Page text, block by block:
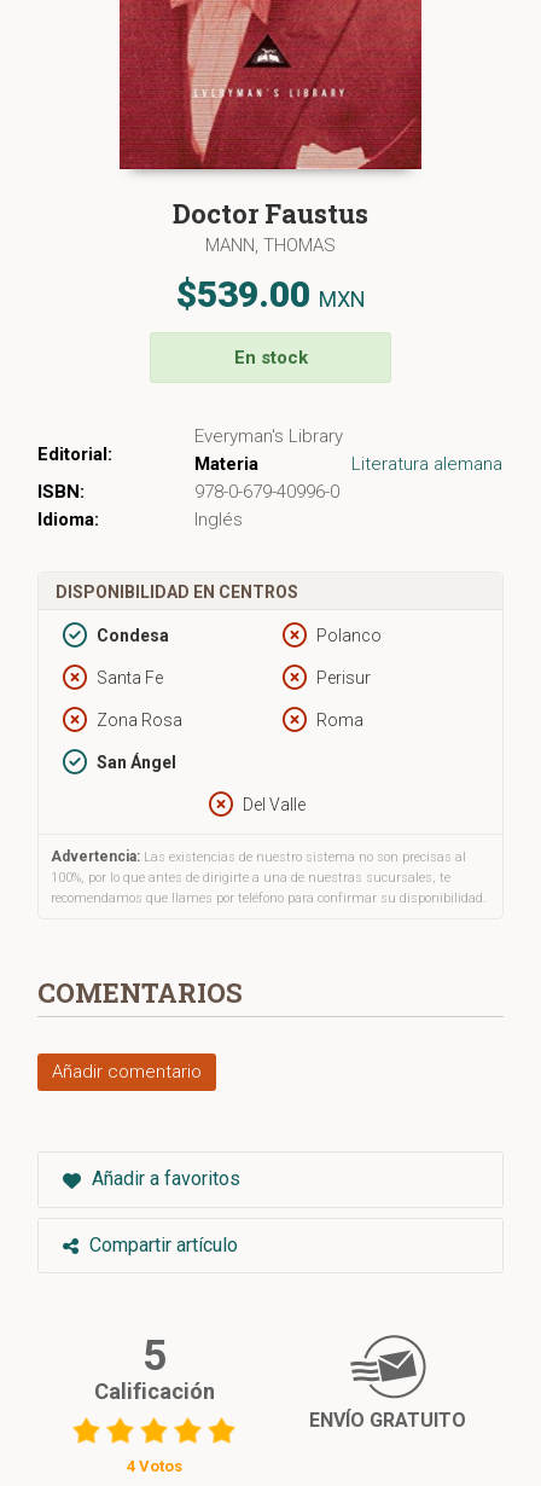
Doctor Faustus
MANN, THOMAS
$539.00 MXN
En stock
Editorial:
Everyman's Library
Materia
Literatura alemana
ISBN:
978-0-679-40996-0
Idioma:
Inglés
DISPONIBILIDAD EN CENTROS
Condesa Polanco
Santa Fe Perisur
Zona Rosa Roma
San Ángel
Del Valle
Advertencia: Las existencias de nuestro sistema no son precisas al
100%, por lo que antes de dirigirte a una de nuestras sucursales, te
recomendamos que llames por teléfono para confirmar su disponibilidad.
COMENTARIOS
Añadir comentario
Añadir a favoritos
Compartir artículo
5
Calificación
4 Votos
ENVÍO GRATUITO